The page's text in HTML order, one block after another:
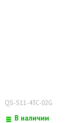
QS-S11-43C-02G
В наличии